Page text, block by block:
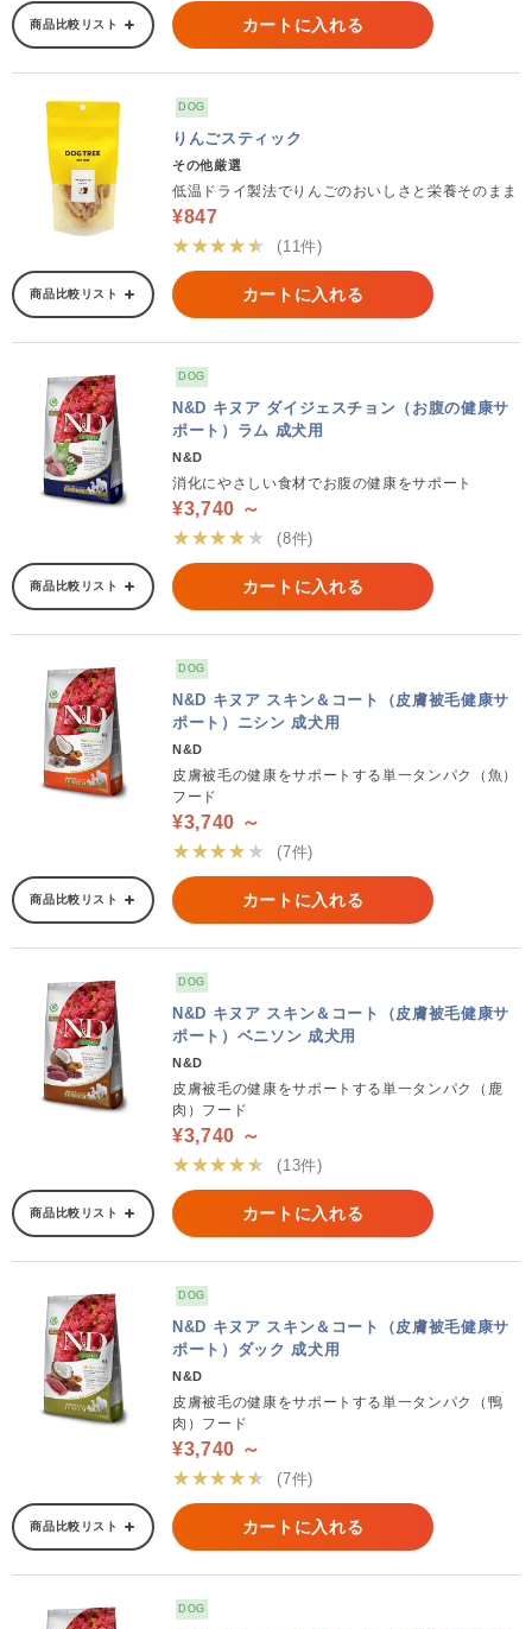
商品比較リスト カートに入れる
DOG
りんごスティック
その他厳選
低温ドライ製法でりんごのおいしさと栄養そのまま
¥847
★★★★★
(11件)
商品比較リスト カートに入れる
DOG
N&D キヌア ダイジェスチョン（お腹の健康サ
ポート）ラム 成犬用
N&D
消化にやさしい食材でお腹の健康をサポート
¥3,740 ～
★★★★★
(8件)
商品比較リスト カートに入れる
DOG
N&D キヌア スキン＆コート（皮膚被毛健康サ
ポート）ニシン 成犬用
N&D
皮膚被毛の健康をサポートする単一タンパク（魚）
フード
¥3,740 ～
★★★★★
(7件)
商品比較リスト カートに入れる
DOG
N&D キヌア スキン＆コート（皮膚被毛健康サ
ポート）ベニソン 成犬用
N&D
皮膚被毛の健康をサポートする単一タンパク（鹿
肉）フード
¥3,740 ～
★★★★★
(13件)
商品比較リスト カートに入れる
DOG
N&D キヌア スキン＆コート（皮膚被毛健康サ
ポート）ダック 成犬用
N&D
皮膚被毛の健康をサポートする単一タンパク（鴨
肉）フード
¥3,740 ～
★★★★★
(7件)
商品比較リスト カートに入れる
DOG